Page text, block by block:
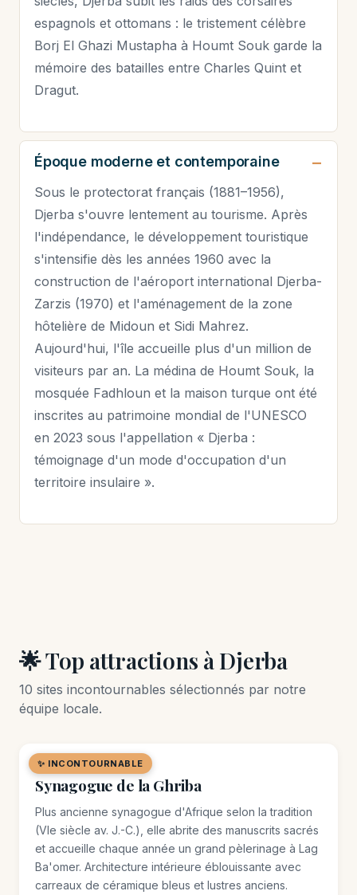
espagnols et ottomans : le tristement célèbre
Borj El Ghazi Mustapha à Houmt Souk garde la
mémoire des batailles entre Charles Quint et
Dragut.
Époque moderne et contemporaine
Sous le protectorat français (1881–1956),
Djerba s'ouvre lentement au tourisme. Après
l'indépendance, le développement touristique
s'intensifie dès les années 1960 avec la
construction de l'aéroport international Djerba-
Zarzis (1970) et l'aménagement de la zone
hôtelière de Midoun et Sidi Mahrez.
Aujourd'hui, l'île accueille plus d'un million de
visiteurs par an. La médina de Houmt Souk, la
mosquée Fadhloun et la maison turque ont été
inscrites au patrimoine mondial de l'UNESCO
en 2023 sous l'appellation « Djerba :
témoignage d'un mode d'occupation d'un
territoire insulaire ».
🌟 Top attractions à Djerba
10 sites incontournables sélectionnés par notre
équipe locale.
✨ INCONTOURNABLE
🏛️ MONUMENT
Synagogue de la Ghriba
Plus ancienne synagogue d'Afrique selon la tradition
(VIe siècle av. J.-C.), elle abrite des manuscrits sacrés
et accueille chaque année un grand pèlerinage à Lag
Ba'omer. Architecture intérieure éblouissante avec
carreaux de céramique bleus et lustres anciens.